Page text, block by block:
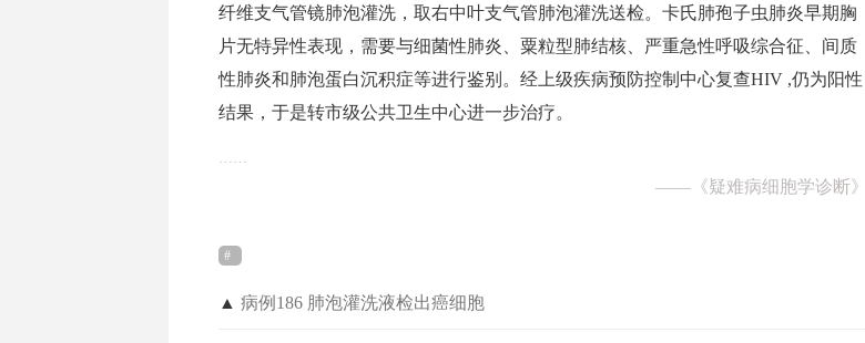
纤维支气管镜肺泡灌洗，取右中叶支气管肺泡灌洗送检。卡氏肺孢子虫肺炎早期胸
片无特异性表现，需要与细菌性肺炎、粟粒型肺结核、严重急性呼吸综合征、间质
性肺炎和肺泡蛋白沉积症等进行鉴别。经上级疾病预防控制中心复查HIV ,仍为阳性
结果，于是转市级公共卫生中心进一步治疗。
—— 《疑难病细胞学诊断》
▲ 病例186 肺泡灌洗液检出癌细胞